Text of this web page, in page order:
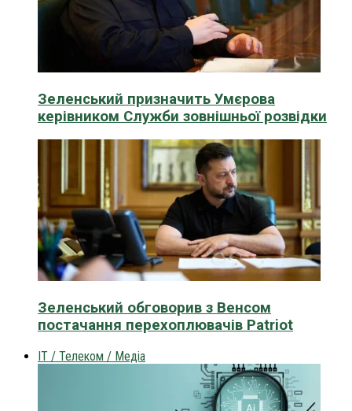
Зеленський призначить Умєрова
керівником Служби зовнішньої розвідки
Зеленський обговорив з Венсом
постачання перехоплювачів Patriot
IT / Телеком / Медіа